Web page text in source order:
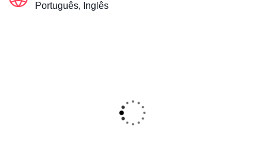
Português, Inglês